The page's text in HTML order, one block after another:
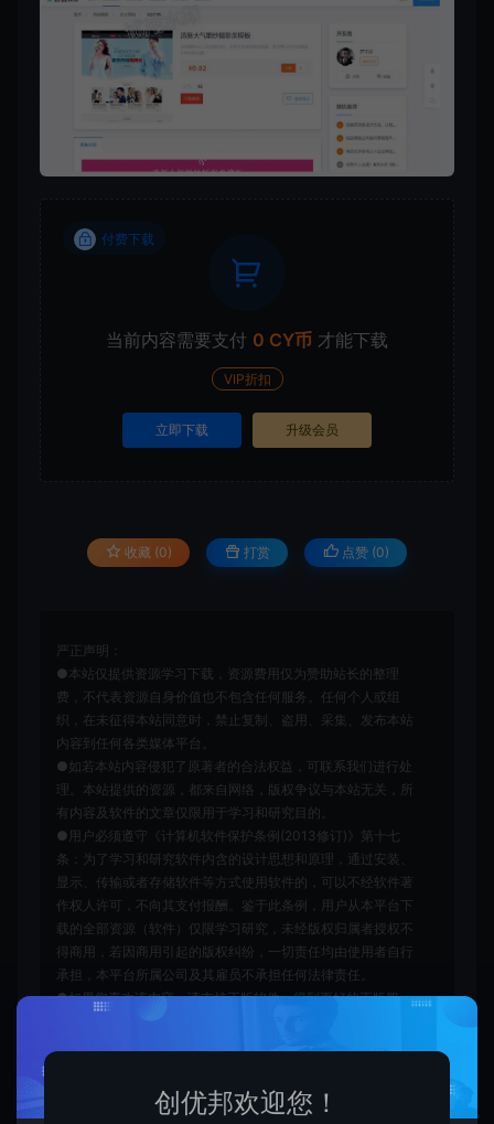
付费下载
当前内容需要支付 0 CY币 才能下载
VIP折扣
立即下载 升级会员
收藏 (0) 打赏 点赞 (0)
严正声明：
●本站仅提供资源学习下载，资源费用仅为赞助站长的整理
费，不代表资源自身价值也不包含任何服务。任何个人或组
织，在未征得本站同意时，禁止复制、盗用、采集、发布本站
内容到任何各类媒体平台。
●如若本站内容侵犯了原著者的合法权益，可联系我们进行处
理。本站提供的资源，都来自网络，版权争议与本站无关，所
有内容及软件的文章仅限用于学习和研究目的。
●用户必须遵守《计算机软件保护条例(2013修订)》第十七
条：为了学习和研究软件内含的设计思想和原理，通过安装、
显示、传输或者存储软件等方式使用软件的，可以不经软件著
作权人许可，不向其支付报酬。鉴于此条例，用户从本平台下
载的全部资源（软件）仅限学习研究，未经版权归属者授权不
得商用，若因商用引起的版权纠纷，一切责任均由使用者自行
承担，本平台所属公司及其雇员不承担任何法律责任。
●如果您喜欢该内容，请支持正版软件，得到更好的正版服
务。侵删请致信E-mail：cyb12340@163.com
https://cy.zhaishanghui.cn/23022.html
创优邦欢迎您！